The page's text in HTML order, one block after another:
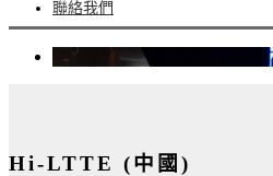
聯絡我們
Hi-LTTE (中國)